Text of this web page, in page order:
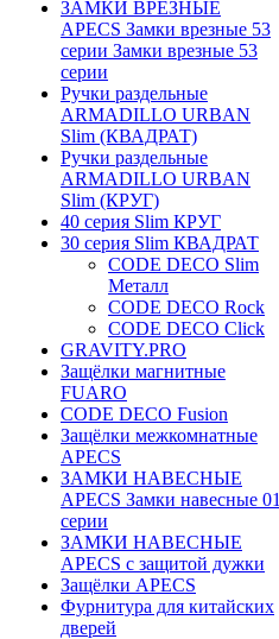
ЗАМКИ ВРЕЗНЫЕ
APECS Замки врезные 53
серии Замки врезные 53
серии
Ручки раздельные
ARMADILLO URBAN
Slim (КВАДРАТ)
Ручки раздельные
ARMADILLO URBAN
Slim (КРУГ)
40 серия Slim КРУГ
30 серия Slim КВАДРАТ
CODE DECO Slim
Металл
CODE DECO Rock
CODE DECO Click
GRAVITY.PRO
Защёлки магнитные
FUARO
CODE DECO Fusion
Защёлки межкомнатные
APECS
ЗАМКИ НАВЕСНЫЕ
APECS Замки навесные 01
серии
ЗАМКИ НАВЕСНЫЕ
APECS с защитой дужки
Защёлки APECS
Фурнитура для китайских
дверей